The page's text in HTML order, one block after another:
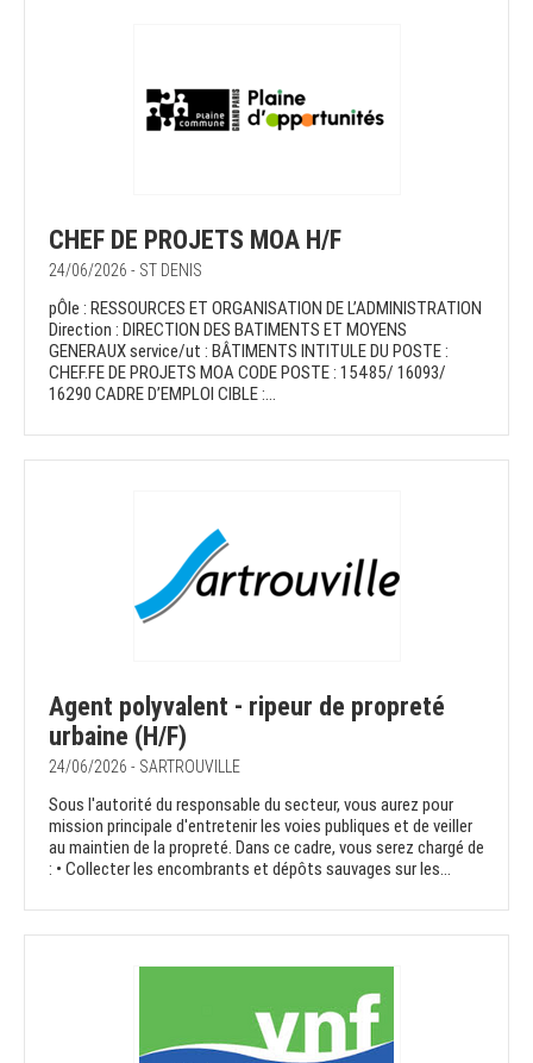
CHEF DE PROJETS MOA H/F
24/06/2026 - ST DENIS
pÔle : RESSOURCES ET ORGANISATION DE L’ADMINISTRATION
Direction : DIRECTION DES BATIMENTS ET MOYENS
GENERAUX service/ut : BÂTIMENTS INTITULE DU POSTE :
CHEF.FE DE PROJETS MOA CODE POSTE : 15485/ 16093/
16290 CADRE D’EMPLOI CIBLE :...
Agent polyvalent - ripeur de propreté
urbaine (H/F)
24/06/2026 - SARTROUVILLE
Sous l'autorité du responsable du secteur, vous aurez pour
mission principale d'entretenir les voies publiques et de veiller
au maintien de la propreté. Dans ce cadre, vous serez chargé de
: • Collecter les encombrants et dépôts sauvages sur les...